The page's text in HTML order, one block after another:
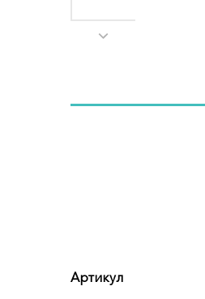
Артикул